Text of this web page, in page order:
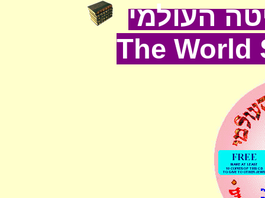
העולמי
The World